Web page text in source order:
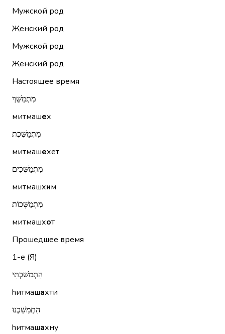
Мужской род
Женский род
Мужской род
Женский род
Настоящее время
מִתְמַשֵּׁךְ
митмашех
מִתְמַשֶּׁכֶת
митмашехет
מִתְמַשְּׁכִים
митмашхим
מִתְמַשְּׁכוֹת
митмашхот
Прошедшее время
1-е (Я)
הִתְמַשַּׁכְתִּי
hитмашахти
הִתְמַשַּׁכְנוּ
hитмашахну